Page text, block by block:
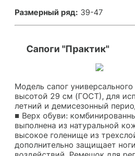
Размерный ряд: 39-47
Сапоги "Практик"
Модель сапог универсального
высотой 29 см (ГОСТ), для
летний и демисезонный
■ Верх обуви:
выполнена из натуральной
высокое голенище из
дополнительно защищает